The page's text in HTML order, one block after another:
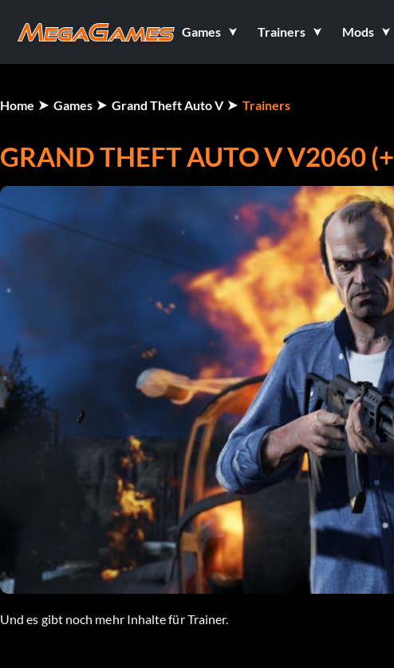
Games Trainers Mods
Home Games Grand Theft Auto V Trainers
GRAND THEFT AUTO V V2060
Und es gibt noch mehr Inhalte für Trainer.